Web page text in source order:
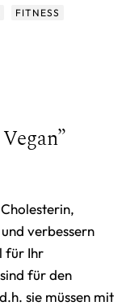
FITNESS
verbessern
für Ihr
für den
sie müssen mit